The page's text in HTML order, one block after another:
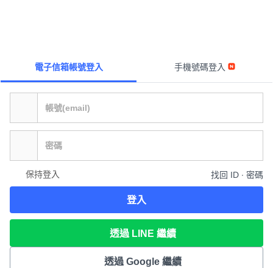
電子信箱帳號登入 手機號碼登入
保持登入 找回 ID ∙ 密碼
登入
透過 LINE 繼續
透過 Google 繼續